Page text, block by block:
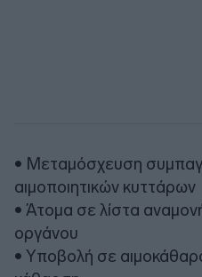
• Μεταμόσχευση
αιμοποιητικών κυττάρων
• Άτομα σε λίστα
οργάνου
• Υποβολή σε